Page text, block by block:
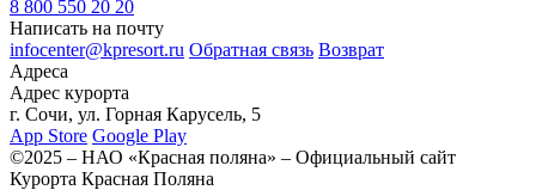
8 800 550 20 20
Написать на почту
infocenter@kpresort.ru Обратная связь Возврат
Адреса
Адрес курорта
г. Сочи, ул. Горная Карусель, 5
App Store Google Play
©2025 – НАО «Красная поляна» – Официальный сайт
Курорта Красная Поляна